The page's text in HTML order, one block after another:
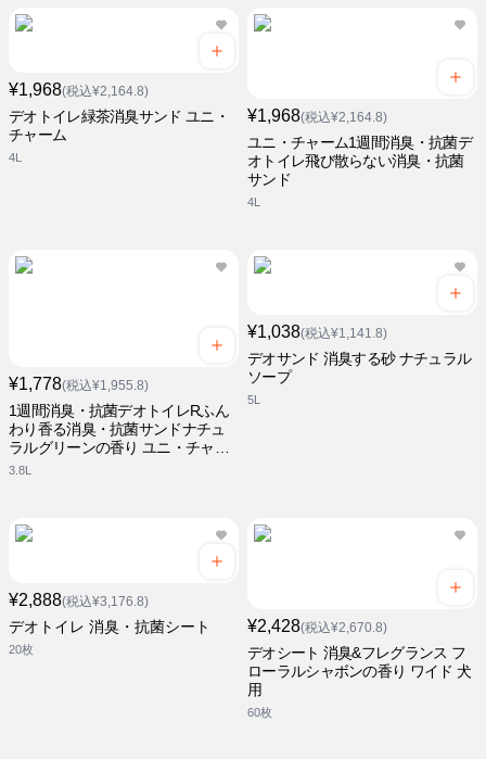
¥1,968(税込¥2,164.8)
デオトイレ緑茶消臭サンド ユニ・
チャーム
4L
¥1,968(税込¥2,164.8)
ユニ・チャーム1週間消臭・抗菌デ
オトイレ飛び散らない消臭・抗菌
サンド
4L
¥1,778(税込¥1,955.8)
1週間消臭・抗菌デオトイレRふん
わり香る消臭・抗菌サンドナチュ
ラルグリーンの香り ユニ・チャー
ム
3.8L
¥1,038(税込¥1,141.8)
デオサンド 消臭する砂 ナチュラル
ソープ
5L
¥2,888(税込¥3,176.8)
デオトイレ 消臭・抗菌シート
20枚
¥2,428(税込¥2,670.8)
デオシート 消臭&フレグランス フ
ローラルシャボンの香り ワイド 犬
用
60枚